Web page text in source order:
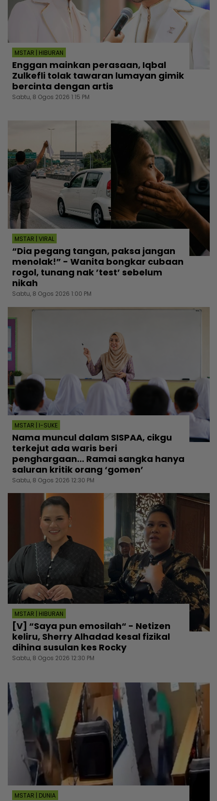
MSTAR | HIBURAN
Enggan mainkan perasaan, Iqbal
Zulkefli tolak tawaran lumayan gimik
bercinta dengan artis
Sabtu, 8 Ogos 2026 1:15 PM
MSTAR | VIRAL
“Dia pegang tangan, paksa jangan
menolak!” - Wanita bongkar cubaan
rogol, tunang nak ’test’ sebelum
nikah
Sabtu, 8 Ogos 2026 1:00 PM
MSTAR | I-SUKE
Nama muncul dalam SISPAA, cikgu
terkejut ada waris beri
penghargaan... Ramai sangka hanya
saluran kritik orang ‘gomen’
Sabtu, 8 Ogos 2026 12:30 PM
MSTAR | HIBURAN
[V] “Saya pun emosilah“ - Netizen
keliru, Sherry Alhadad kesal fizikal
dihina susulan kes Rocky
Sabtu, 8 Ogos 2026 12:30 PM
MSTAR | DUNIA